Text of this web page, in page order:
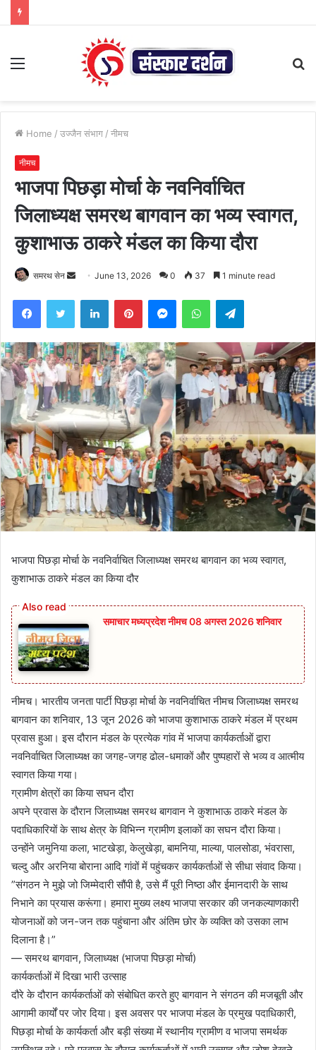
Menu
Home / उज्जैन संभाग / नीमच
नीमच
भाजपा पिछड़ा मोर्चा के नवनिर्वाचित
जिलाध्यक्ष समरथ बागवान का भव्य स्वागत,
कुशाभाऊ ठाकरे मंडल का किया दौरा
समरथ सेन
Send
email
June 13, 2026 0 37 1 minute read
FacebookTwitter LinkedInPinterestMessengerWhatsAppTelegram
​भाजपा पिछड़ा मोर्चा के नवनिर्वाचित जिलाध्यक्ष समरथ बागवान का भव्य स्वागत,
कुशाभाऊ ठाकरे मंडल का किया दौर
समाचार मध्यप्रदेश नीमच 08 अगस्त 2026 शनिवार
​नीमच। भारतीय जनता पार्टी पिछड़ा मोर्चा के नवनिर्वाचित नीमच जिलाध्यक्ष समरथ
बागवान का शनिवार, 13 जून 2026 को भाजपा कुशाभाऊ ठाकरे मंडल में प्रथम
प्रवास हुआ। इस दौरान मंडल के प्रत्येक गांव में भाजपा कार्यकर्ताओं द्वारा
नवनिर्वाचित जिलाध्यक्ष का जगह-जगह ढोल-धमाकों और पुष्पहारों से भव्य व आत्मीय
स्वागत किया गया।
​ग्रामीण क्षेत्रों का किया सघन दौरा
​अपने प्रवास के दौरान जिलाध्यक्ष समरथ बागवान ने कुशाभाऊ ठाकरे मंडल के
पदाधिकारियों के साथ क्षेत्र के विभिन्न ग्रामीण इलाकों का सघन दौरा किया।
उन्होंने जमुनिया कला, भाटखेड़ा, केलुखेड़ा, बामनिया, माल्या, पालसोडा, भंवरासा,
चल्दु और अरनिया बोराना आदि गांवों में पहुंचकर कार्यकर्ताओं से सीधा संवाद किया।
​”संगठन ने मुझे जो जिम्मेदारी सौंपी है, उसे मैं पूरी निष्ठा और ईमानदारी के साथ
निभाने का प्रयास करूंगा। हमारा मुख्य लक्ष्य भाजपा सरकार की जनकल्याणकारी
योजनाओं को जन-जन तक पहुंचाना और अंतिम छोर के व्यक्ति को उसका लाभ
दिलाना है।”
— समरथ बागवान, जिलाध्यक्ष (भाजपा पिछड़ा मोर्चा)
​कार्यकर्ताओं में दिखा भारी उत्साह
​दौरे के दौरान कार्यकर्ताओं को संबोधित करते हुए बागवान ने संगठन की मजबूती और
आगामी कार्यों पर जोर दिया। इस अवसर पर भाजपा मंडल के प्रमुख पदाधिकारी,
पिछड़ा मोर्चा के कार्यकर्ता और बड़ी संख्या में स्थानीय ग्रामीण व भाजपा समर्थक